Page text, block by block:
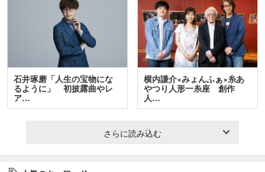
石井琢磨「人生の宝物にな
るように」 初披露曲やレ
ア…
横内謙介×みょんふぁ×糸あ
やつり人形一糸座 創作
人…
さらに読み込む